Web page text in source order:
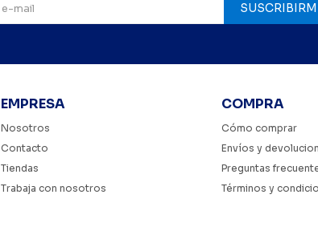
EMPRESA
Nosotros
Contacto
Tiendas
Trabaja con nosotros
COMPRA
Cómo comprar
Envíos y
Preguntas
Términos y